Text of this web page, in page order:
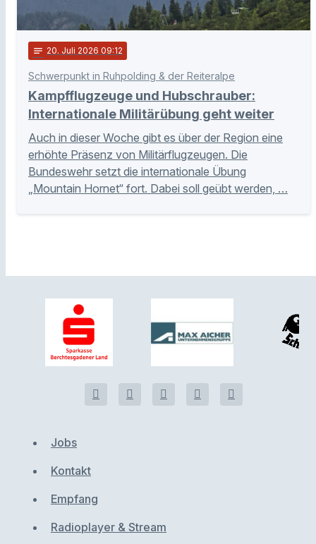
notes 20. Juli 2026 09:12
Schwerpunkt in Ruhpolding & der Reiteralpe
Kampfflugzeuge und Hubschrauber:
Internationale Militärübung geht weiter
Auch in dieser Woche gibt es über der Region eine
erhöhte Präsenz von Militärflugzeugen. Die
Bundeswehr setzt die internationale Übung
„Mountain Hornet“ fort. Dabei soll geübt werden, …
Jobs
Kontakt
Empfang
Radioplayer & Stream